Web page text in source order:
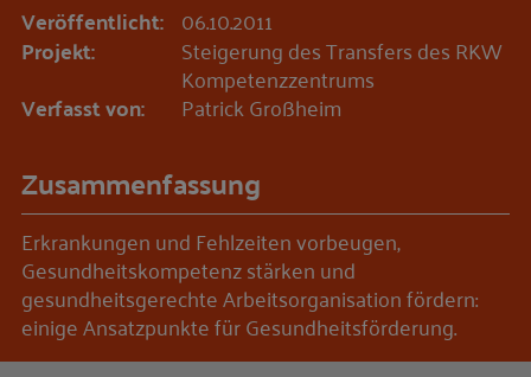
Veröffentlicht: 06.10.2011
Projekt: Steigerung des Transfers des RKW
Kompetenzzentrums
Verfasst von: Patrick Großheim
Zusammenfassung
Erkrankungen und Fehlzeiten vorbeugen,
Gesundheitskompetenz stärken und
gesundheitsgerechte Arbeitsorganisation fördern:
einige Ansatzpunkte für Gesundheitsförderung.